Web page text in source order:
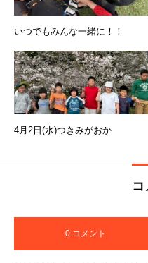
いつでもみんな一緒に！！
4月2日(水)つきみがおか
コ
0 コメント